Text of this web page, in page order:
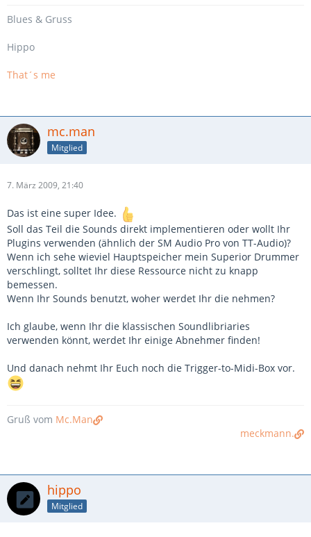
Blues & Gruss
Hippo
That´s me
mc.man
Mitglied
7. März 2009, 21:40
Das ist eine super Idee.
Soll das Teil die Sounds direkt implementieren oder wollt Ihr
Plugins verwenden (ähnlich der SM Audio Pro von TT-Audio)?
Wenn ich sehe wieviel Hauptspeicher mein Superior Drummer
verschlingt, solltet Ihr diese Ressource nicht zu knapp
bemessen.
Wenn Ihr Sounds benutzt, woher werdet Ihr die nehmen?
Ich glaube, wenn Ihr die klassischen Soundlibriaries
verwenden könnt, werdet Ihr einige Abnehmer finden!
Und danach nehmt Ihr Euch noch die Trigger-to-Midi-Box vor.
Gruß vom Mc.Man
meckmann.
hippo
Mitglied